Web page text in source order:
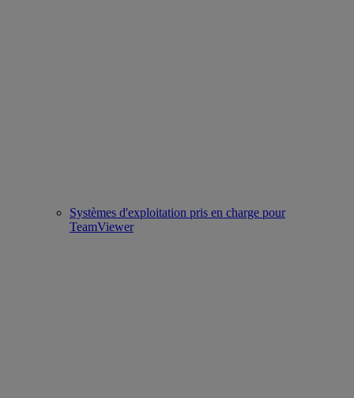
Systèmes d'exploitation pris en charge pour
TeamViewer